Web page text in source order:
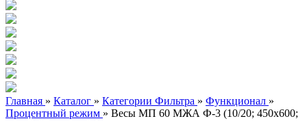
Главная » Каталог » Категории Фильтра » Функционал »
Процентный режим » Весы МП 60 МЖА Ф-3 (10/20; 450х600;